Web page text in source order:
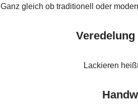
Ganz gleich ob traditionell oder
Lackieren